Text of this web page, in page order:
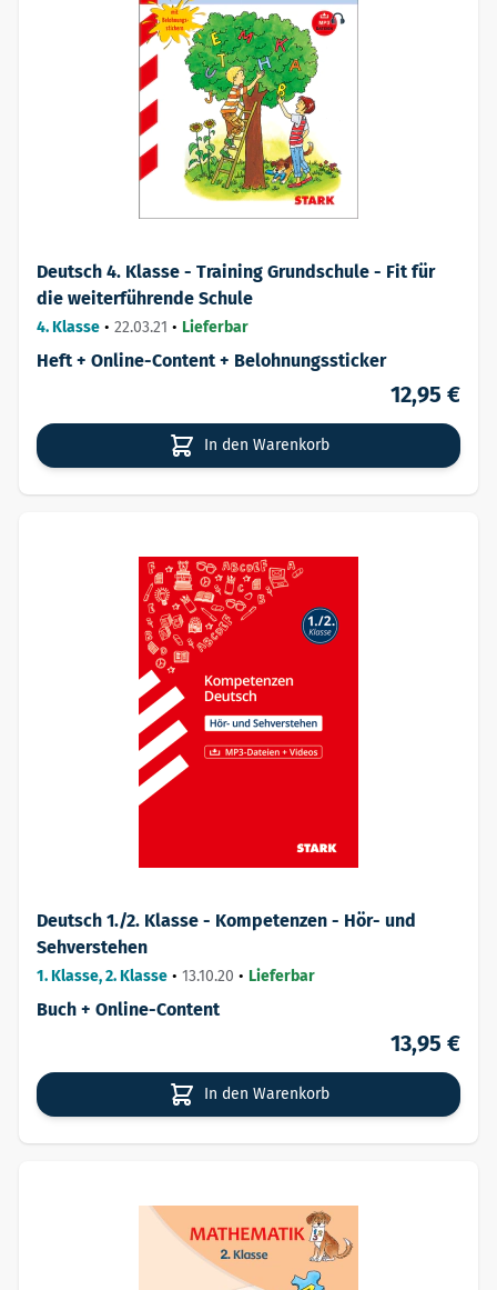
Deutsch 4. Klasse - Training Grundschule - Fit für
die weiterführende Schule
4. Klasse • 22.03.21 • Lieferbar
Heft + Online-Content + Belohnungssticker
12,95 €
In den Warenkorb
Deutsch 1./2. Klasse - Kompetenzen - Hör- und
Sehverstehen
1. Klasse, 2. Klasse • 13.10.20 • Lieferbar
Buch + Online-Content
13,95 €
In den Warenkorb